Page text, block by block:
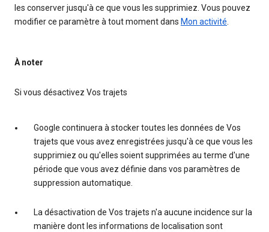
les conserver jusqu'à ce que vous les supprimiez. Vous pouvez
modifier ce paramètre à tout moment dans Mon activité.
À noter
Si vous désactivez Vos trajets
Google continuera à stocker toutes les données de Vos
trajets que vous avez enregistrées jusqu'à ce que vous les
supprimiez ou qu'elles soient supprimées au terme d'une
période que vous avez définie dans vos paramètres de
suppression automatique.
La désactivation de Vos trajets n'a aucune incidence sur la
manière dont les informations de localisation sont